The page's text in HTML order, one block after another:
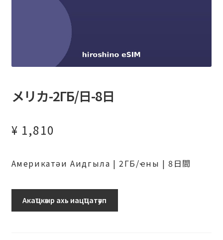
メリカ-2ГБ/日-8日
¥ 1,810
Америкатәи Аидгыла | 2ГБ/ҽны | 8日間
Акаҵкәыр ахь иацҵатәуп